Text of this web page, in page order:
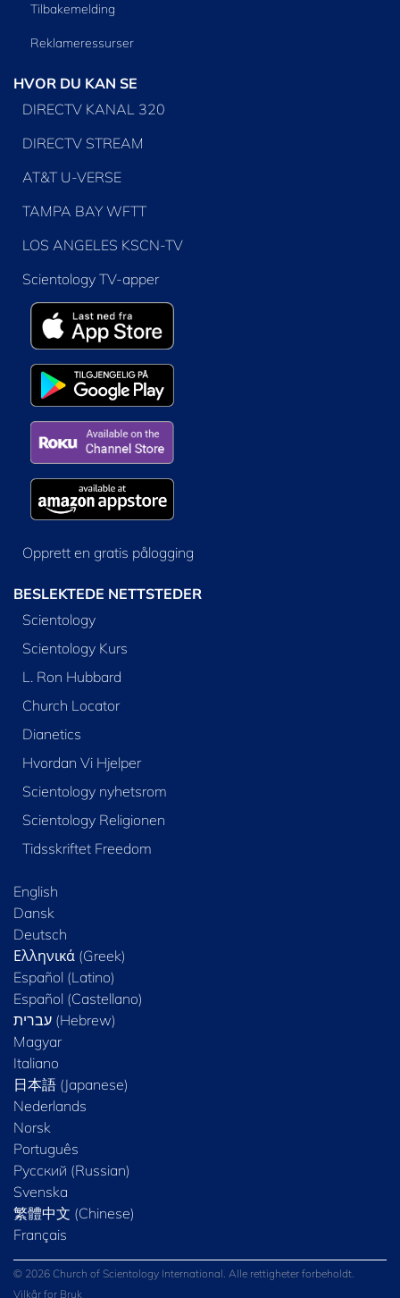
Tilbakemelding
Reklameressurser
HVOR DU KAN SE
DIRECTV KANAL 320
DIRECTV STREAM
AT&T U-VERSE
TAMPA BAY WFTT
LOS ANGELES KSCN-TV
Scientology TV-apper
Opprett en gratis pålogging
BESLEKTEDE NETTSTEDER
Scientology
Scientology Kurs
L. Ron Hubbard
Church Locator
Dianetics
Hvordan Vi Hjelper
Scientology nyhetsrom
Scientology Religionen
Tidsskriftet Freedom
English
Dansk
Deutsch
Ελληνικά (Greek)
Español (Latino)
Español (Castellano)
Magyar
Italiano
日本語 (Japanese)
Nederlands
Norsk
Português
Русский (Russian)
Svenska
繁體中文 (Chinese)
Français
© 2026 Church of Scientology International. Alle rettigheter forbeholdt.
Vilkår for Bruk